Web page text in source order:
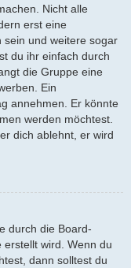
Nicht alle
erst eine
sein und weitere sogar
du ihr einfach durch
die Gruppe eine
Ein
annehmen. Er könnte
werden möchtest.
dich ablehnt, er wird
durch die Board-
wird. Wenn du
dann solltest du